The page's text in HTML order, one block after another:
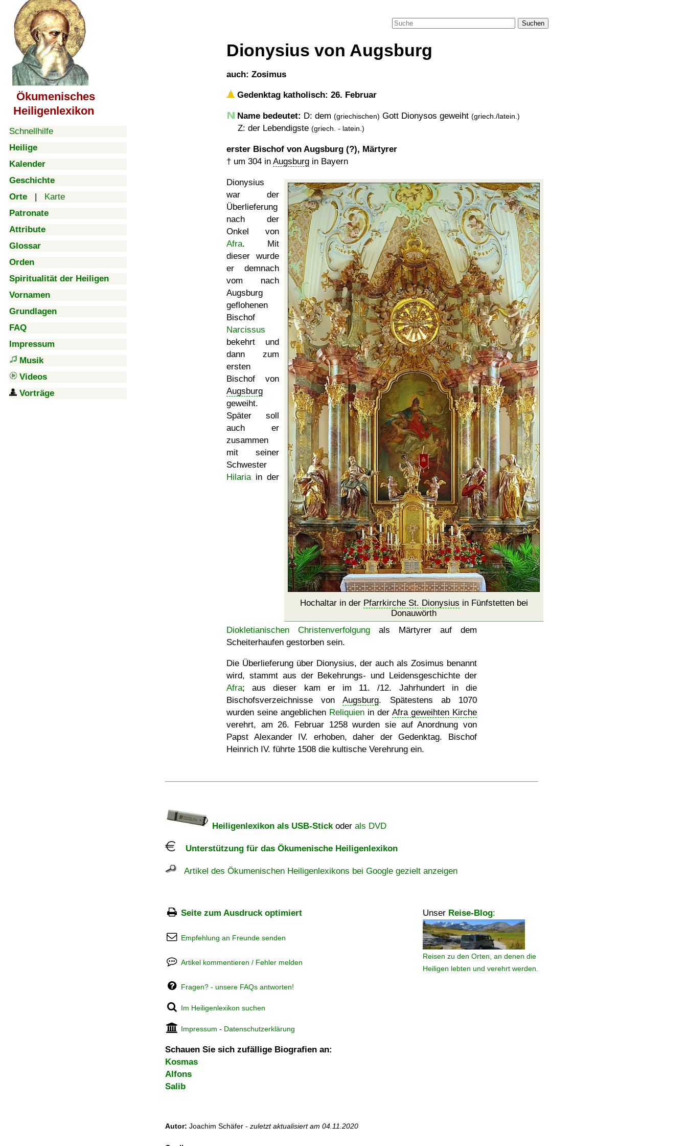
Ökumenisches
Heiligenlexikon
Schnellhilfe
Heilige
Kalender
Geschichte
Orte | Karte
Patronate
Attribute
Glossar
Orden
Spiritualität der Heiligen
Vornamen
Grundlagen
FAQ
Impressum
Musik
Videos
Vorträge
Suchen
Dionysius von Augsburg
auch: Zosimus
Gedenktag katholisch: 26. Februar
Name bedeutet: D: dem (griechischen) Gott Dionysos geweiht (griech./latein.)
Z: der Lebendigste (griech. - latein.)
erster Bischof von Augsburg (?), Märtyrer
† um 304 in Augsburg in Bayern
Hochaltar in der Pfarrkirche St. Dionysius in Fünfstetten bei
Donauwörth
Dionysius
war der
Überlieferung
nach der
Onkel von
Afra. Mit
dieser wurde
er demnach
vom nach
Augsburg
geflohenen
Bischof
Narcissus
bekehrt und
dann zum
ersten
Bischof von
Augsburg
geweiht.
Später soll
auch er
zusammen
mit seiner
Schwester
Hilariain der
Diokletianischen Christenverfolgung als Märtyrer auf dem
Scheiterhaufen gestorben sein.
Die Überlieferung über Dionysius, der auch als Zosimus benannt
wird, stammt aus der Bekehrungs- und Leidensgeschichte der
Afra; aus dieser kam er im 11. /12. Jahrhundert in die
Bischofsverzeichnisse vonAugsburg. Spätestens ab 1070
wurden seine angeblichen Reliquien in der Afra geweihten Kirche
verehrt, am 26. Februar 1258 wurden sie auf Anordnung von
Papst Alexander IV. erhoben, daher der Gedenktag. Bischof
Heinrich IV. führte 1508 die kultische Verehrung ein.
Heiligenlexikon als USB-Stickoder als DVD
Unterstützung für das Ökumenische Heiligenlexikon
Artikel des Ökumenischen Heiligenlexikons bei Google gezielt anzeigen
Seite zum Ausdruck optimiert Unser Reise-Blog:
Reisen zu den Orten, an denen die
Heiligen lebten und verehrt werden.
Empfehlung an Freunde senden
Artikel kommentieren / Fehler melden
Fragen? - unsere FAQs antworten!
Im Heiligenlexikon suchen
Impressum - Datenschutzerklärung
Schauen Sie sich zufällige Biografien an:
Kosmas
Alfons
Salib
Autor: Joachim Schäfer - zuletzt aktualisiert am 04.11.2020